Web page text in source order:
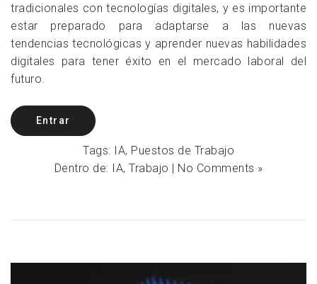
tradicionales con tecnologías digitales, y es importante
estar preparado para adaptarse a las nuevas
tendencias tecnológicas y aprender nuevas habilidades
digitales para tener éxito en el mercado laboral del
futuro.
Entrar
Tags: IA, Puestos de Trabajo
Dentro de: IA, Trabajo | No Comments »